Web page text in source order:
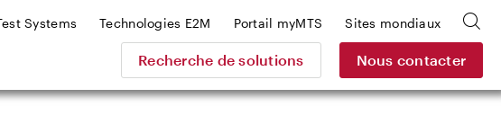
Recherche de solutions Nous contacter
Systems Technologies E2M Portail myMTS Sites mondiaux